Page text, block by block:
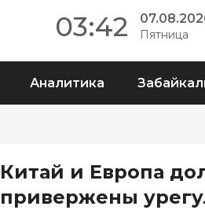
03:42 Пятница
Аналитика
Китай и Европа
привержены